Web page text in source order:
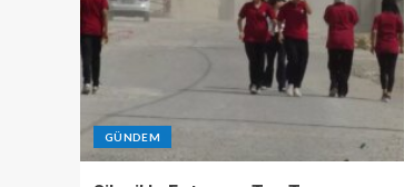
GÜNDEM